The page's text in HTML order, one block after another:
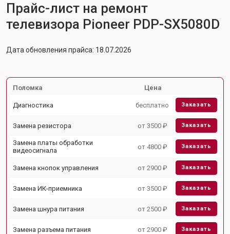
Прайс-лист на ремонт
телевизора Pioneer PDP-SX5080D
Дата обновления прайса: 18.07.2026
Поломка Цена
Диагностика бесплатно Заказать
Замена резистора от 3500 ₽ Заказать
Замена платы обработки
видеосигнала
от 4800 ₽ Заказать
Замена кнопок управления от 2900 ₽ Заказать
Замена ИК-приемника от 3500 ₽ Заказать
Замена шнура питания от 2500 ₽ Заказать
Замена разъема питания от 2900 ₽ Заказать